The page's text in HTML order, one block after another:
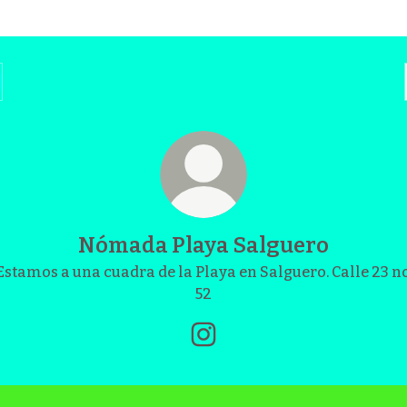
Nómada Playa Salguero
a una cuadra de la Playa en Salguero. Calle 23
52